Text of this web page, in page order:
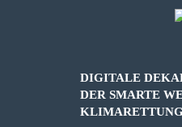
DIGITALE
DER SMARTE